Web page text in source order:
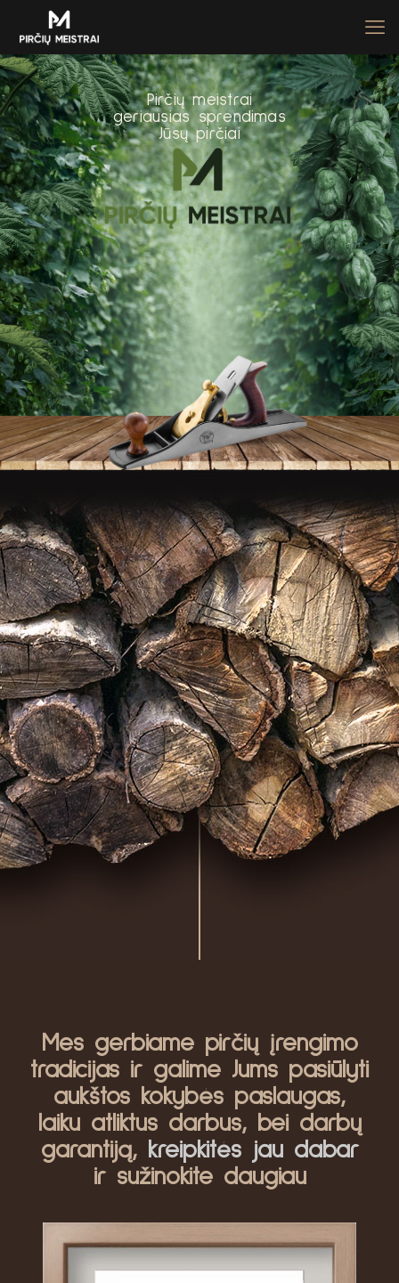
Pirčių meistrai
geriausias sprendimas
Jūsų pirčiai
Mes gerbiame pirčių įrengimo
tradicijas ir galime Jums pasiūlyti
aukštos kokybės paslaugas,
laiku atliktus darbus, bei darbų
garantiją, kreipkitės jau dabar
ir sužinokite daugiau